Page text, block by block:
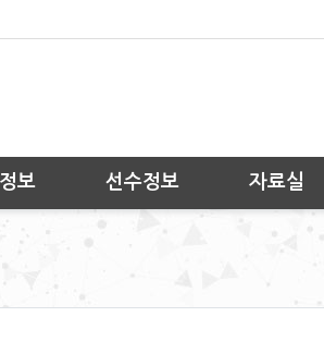
보 선수정보 자료실